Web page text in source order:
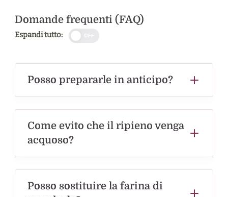
Domande frequenti (FAQ)
Espandi tutto:
Posso prepararle in anticipo?
Come evito che il ripieno venga
acquoso?
Posso sostituire la farina di